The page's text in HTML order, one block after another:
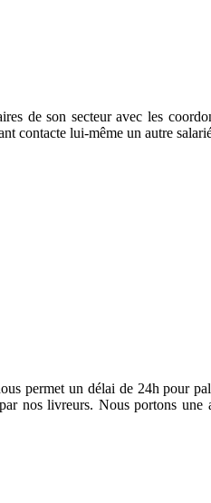
de son secteur avec les
contacte lui-même un autre
permet un délai de 24h pour
nos livreurs. Nous portons